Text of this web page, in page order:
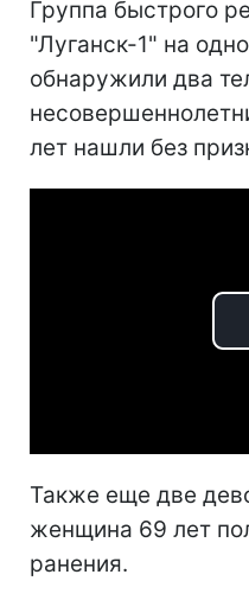
Группа быстрого
"Луганск-1" на
обнаружили два
лет нашли без
Также еще две
женщина 69 лет
ранения.